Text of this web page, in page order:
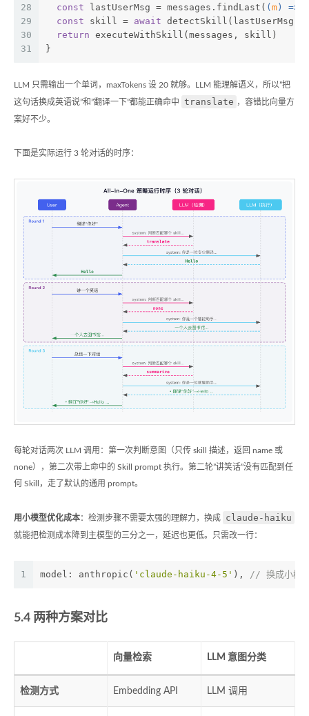
28
29
30
31
const lastUserMsg = messages.findLast( ( m ) =>
const skill = await
return executeWithSkill(messages, skill)
}
LLM 只需输出一个单词，maxTokens 设 20 就够。LLM 能理解语义，所以”把
这句话换成英语说”和”翻译一下”都能正确命中 translate ，容错比向量方
案好不少。
下面是实际运行 3 轮对话的时序：
每轮对话两次 LLM 调用：第一次判断意图（只传 skill 描述，返回 name 或
none），第二次带上命中的 Skill prompt 执行。第二轮”讲笑话”没有匹配到任
何 Skill，走了默认的通用 prompt。
用小模型优化成本：检测步骤不需要太强的理解力，换成 claude-haiku
就能把检测成本降到主模型的三分之一，延迟也更低。只需改一行：
1 model: anthropic( 'claude-haiku-4-5' ), // 换成小模
5.4 两种方案对比
向量检索 LLM 意图分类
检测方式 Embedding API LLM 调用